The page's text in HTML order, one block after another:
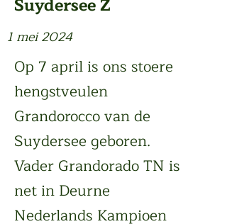
Suydersee Z
1 mei 2024
Op 7 april is ons stoere
hengstveulen
Grandorocco van de
Suydersee geboren.
Vader Grandorado TN is
net in Deurne
Nederlands Kampioen